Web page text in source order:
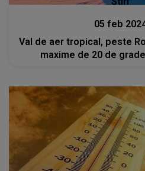
05 feb
Val de aer tropical, peste
maxime de 20 de